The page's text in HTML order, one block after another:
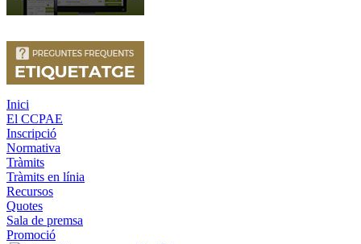
Inici
El CCPAE
Inscripció
Normativa
Tràmits
Tràmits en línia
Recursos
Quotes
Sala de premsa
Promoció